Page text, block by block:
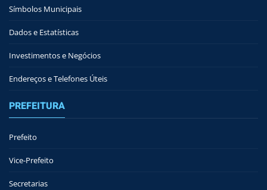
Símbolos Municipais
Dados e Estatísticas
Investimentos e Negócios
Endereços e Telefones Úteis
PREFEITURA
Prefeito
Vice-Prefeito
Secretarias